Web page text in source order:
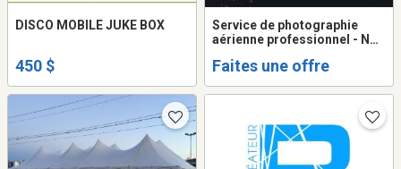
DISCO MOBILE JUKE BOX
450 $
Service de photographie
aérienne professionnel - NG
Faites une offre